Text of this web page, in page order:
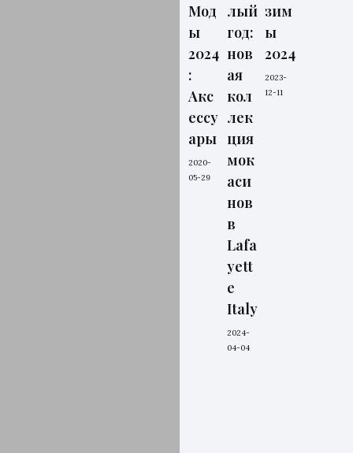
Мод
ы
2024
:
Акс
ессу
ары
2020-
05-29
лый
год:
нов
ая
кол
лек
ция
мок
аси
нов
в
Lafa
yett
e
Italy
2024-
04-04
зим
ы
2024
2023-
12-11